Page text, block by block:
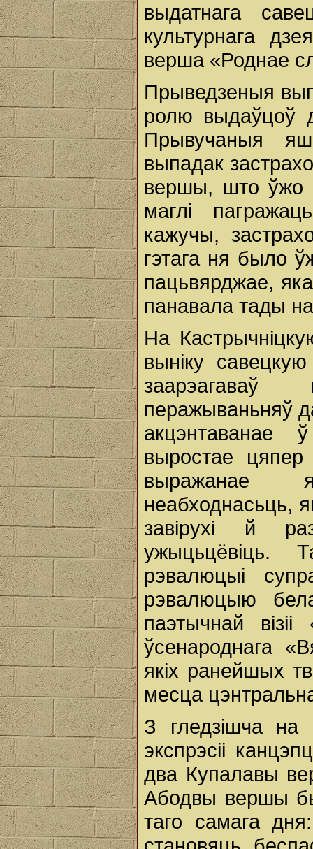
выдатнага
культурнага
верша «Роднае
Прыведзеныя
ролю выдаўцоў
Прывучаныя
выпадак
вершы, што ўжо
маглі
кажучы,
гэтага ня было
пацьвярджае,
панавала тады
На
выніку
перажываньняў
акцэнтаванае
выростае
выражанае
неабходнасьць,
завірухі й
ужыцьцёвіць.
рэвалюцыі
рэвалюцыю
паэтычнай
ўсенароднага
якіх ранейшых
месца
З гледзішча на
экспрэсіі
два Купалавы
Абодвы вершы
таго самага